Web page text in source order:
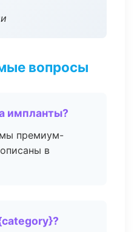
вопросы
импланты?
премиум-
в